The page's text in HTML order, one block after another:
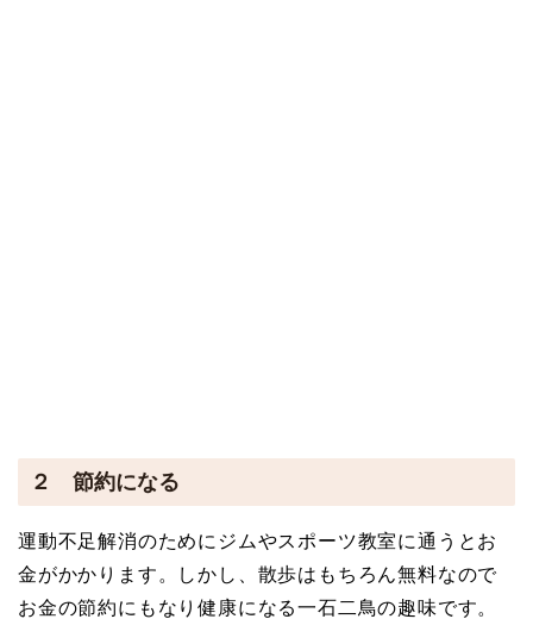
２ 節約になる
運動不足解消のためにジムやスポーツ教室に通うとお
金がかかります。しかし、散歩はもちろん無料なので
お金の節約にもなり健康になる一石二鳥の趣味です。